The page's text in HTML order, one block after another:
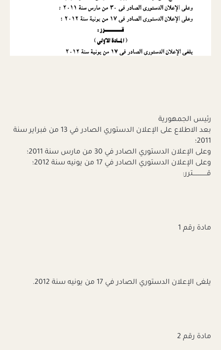
رئيس الجمهورية
بعد الاطلاع على الإعلان الدستوري الصادر في 13 من فبراير سنة
2011؛
وعلى الإعلان الدستوري الصادر في 30 من مارس سنة 2011؛
وعلى الإعلان الدستوري الصادر في 17 من يونيه سنة 2012؛
قــــــــــــــترر:
مادة رقم 1
يلغى الإعلان الدستوري الصادر في 17 من يونيه سنة 2012.
مادة رقم 2